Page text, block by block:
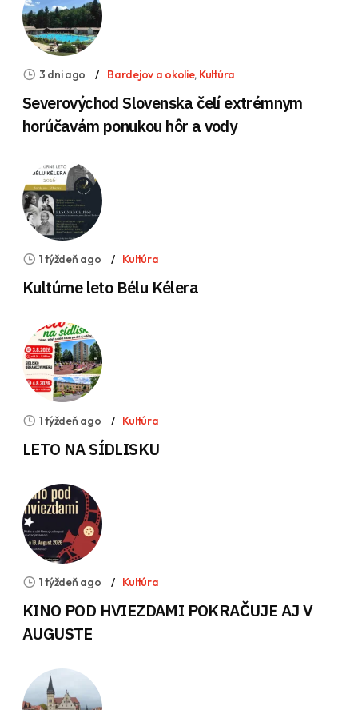
3 dni ago Bardejov a okolie, Kultúra
Severovýchod Slovenska čelí extrémnym
horúčavám ponukou hôr a vody
1 týždeň ago Kultúra
Kultúrne leto Bélu Kélera
1 týždeň ago Kultúra
LETO NA SÍDLISKU
1 týždeň ago Kultúra
KINO POD HVIEZDAMI POKRAČUJE AJ V
AUGUSTE